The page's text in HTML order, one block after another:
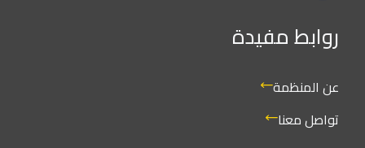
روابط مفيدة
عن المنظمة
تواصل معنا